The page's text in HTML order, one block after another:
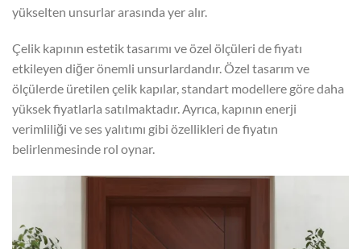
yükselten unsurlar arasında yer alır.
Çelik kapının estetik tasarımı ve özel ölçüleri de fiyatı
etkileyen diğer önemli unsurlardandır. Özel tasarım ve
ölçülerde üretilen çelik kapılar, standart modellere göre daha
yüksek fiyatlarla satılmaktadır. Ayrıca, kapının enerji
verimliliği ve ses yalıtımı gibi özellikleri de fiyatın
belirlenmesinde rol oynar.